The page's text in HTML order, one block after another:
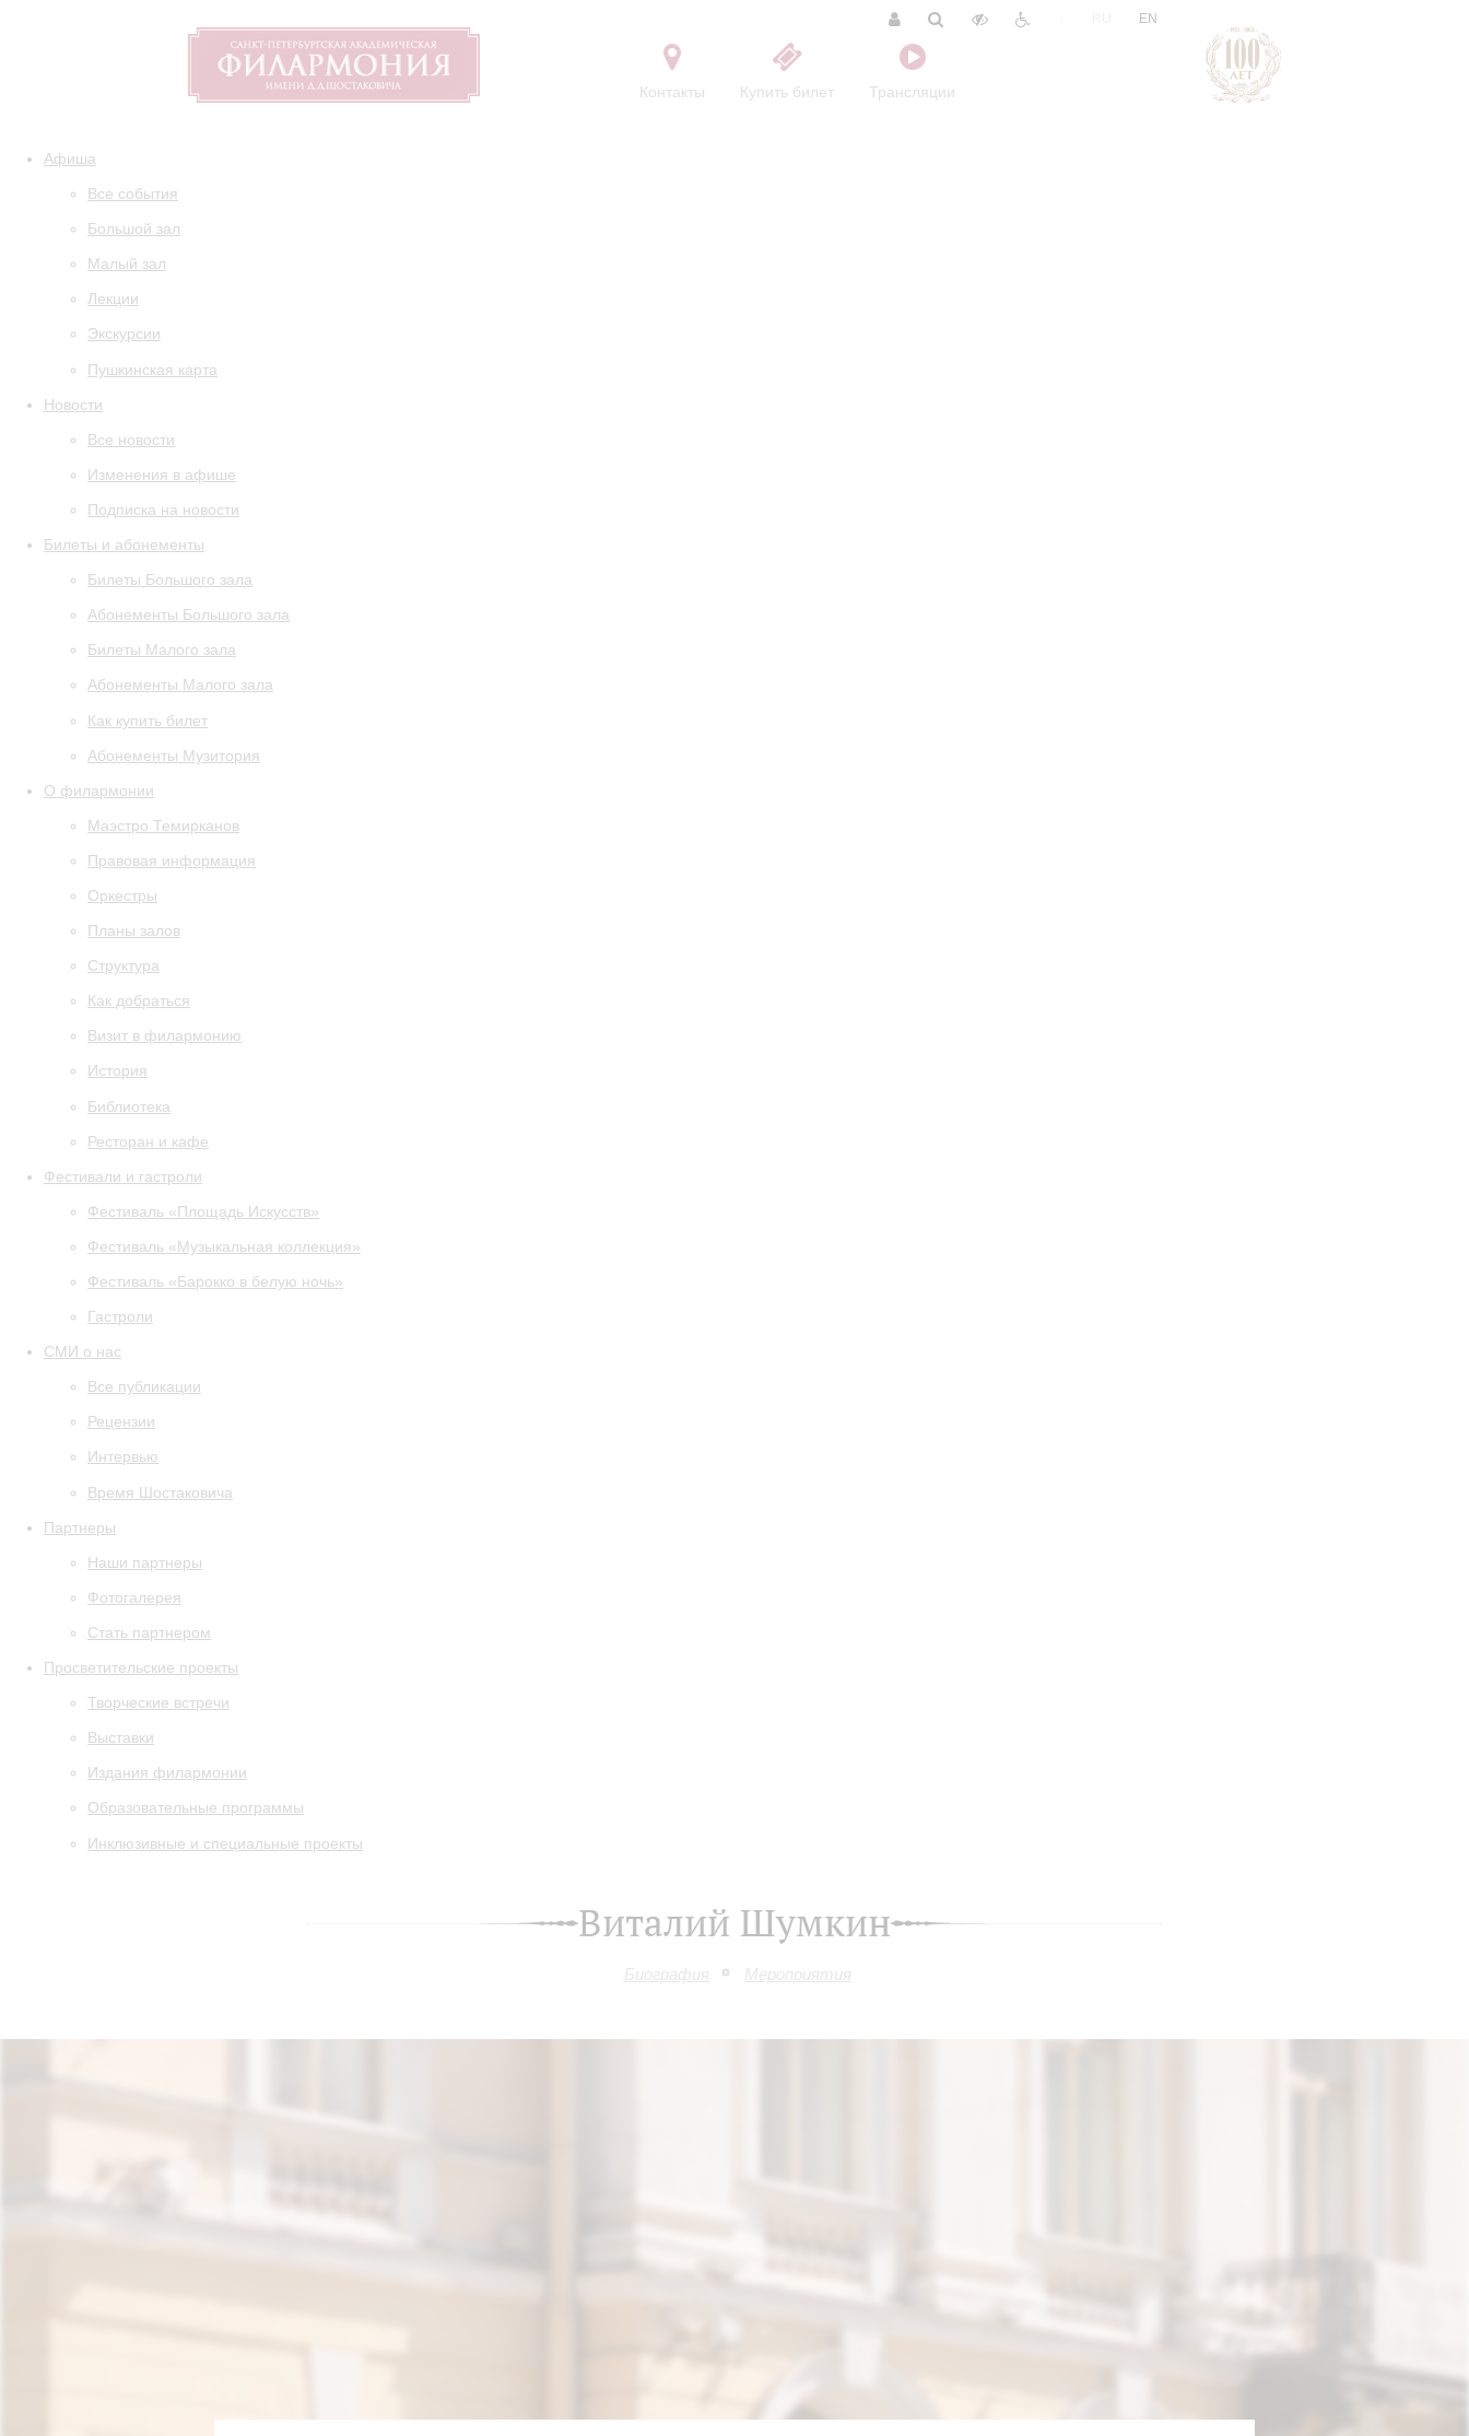
Контакты Купить билет Трансляции
EN
Афиша
Все события
Большой зал
Малый зал
Лекции
Экскурсии
Пушкинская карта
Новости
Все новости
Изменения в афише
Подписка на новости
Билеты и абонементы
Билеты Большого зала
Абонементы Большого зала
Билеты Малого зала
Абонементы Малого зала
Как купить билет
Абонементы Музитория
О филармонии
Маэстро Темирканов
Правовая информация
Оркестры
Планы залов
Структура
Как добраться
Визит в филармонию
История
Библиотека
Ресторан и кафе
Фестивали и гастроли
Фестиваль «Площадь Искусств»
Фестиваль «Музыкальная коллекция»
Фестиваль «Барокко в белую ночь»
Гастроли
СМИ о нас
Все публикации
Рецензии
Интервью
Время Шостаковича
Партнеры
Наши партнеры
Фотогалерея
Стать партнером
Просветительские проекты
Творческие встречи
Выставки
Издания филармонии
Образовательные программы
Инклюзивные и специальные проекты
Виталий Шумкин
Биография Мероприятия